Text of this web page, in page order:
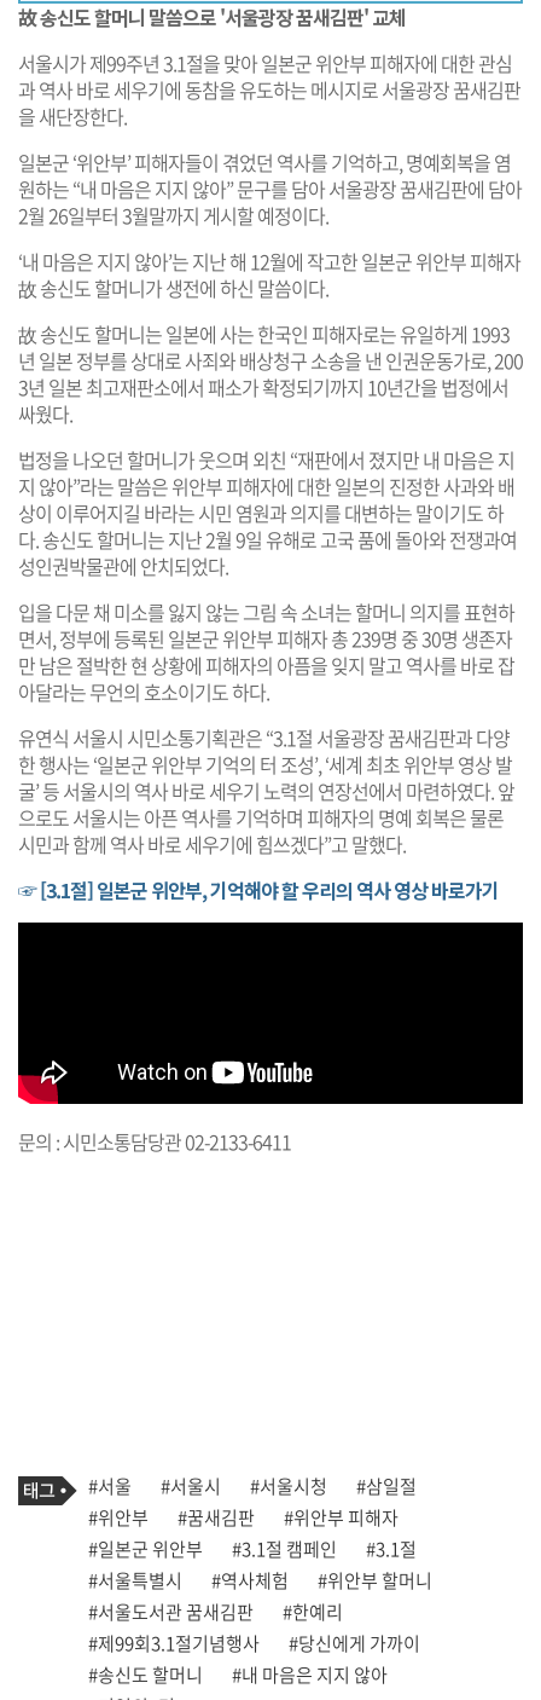
故 송신도 할머니 말씀으로 '서울광장 꿈새김판' 교체
서울시가 제99주년 3.1절을 맞아 일본군 위안부 피해자에 대한 관심
과 역사 바로 세우기에 동참을 유도하는 메시지로 서울광장 꿈새김판
을 새단장한다.
일본군 ‘위안부’ 피해자들이 겪었던 역사를 기억하고, 명예회복을 염
원하는 “내 마음은 지지 않아” 문구를 담아 서울광장 꿈새김판에 담아
2월 26일부터 3월말까지 게시할 예정이다.
‘내 마음은 지지 않아’는 지난 해 12월에 작고한 일본군 위안부 피해자
故 송신도 할머니가 생전에 하신 말씀이다.
故 송신도 할머니는 일본에 사는 한국인 피해자로는 유일하게 1993
년 일본 정부를 상대로 사죄와 배상청구 소송을 낸 인권운동가로, 200
3년 일본 최고재판소에서 패소가 확정되기까지 10년간을 법정에서
싸웠다.
법정을 나오던 할머니가 웃으며 외친 “재판에서 졌지만 내 마음은 지
지 않아”라는 말씀은 위안부 피해자에 대한 일본의 진정한 사과와 배
상이 이루어지길 바라는 시민 염원과 의지를 대변하는 말이기도 하
다. 송신도 할머니는 지난 2월 9일 유해로 고국 품에 돌아와 전쟁과여
성인권박물관에 안치되었다.
입을 다문 채 미소를 잃지 않는 그림 속 소녀는 할머니 의지를 표현하
면서, 정부에 등록된 일본군 위안부 피해자 총 239명 중 30명 생존자
만 남은 절박한 현 상황에 피해자의 아픔을 잊지 말고 역사를 바로 잡
아달라는 무언의 호소이기도 하다.
유연식 서울시 시민소통기획관은 “3.1절 서울광장 꿈새김판과 다양
한 행사는 ‘일본군 위안부 기억의 터 조성’, ‘세계 최초 위안부 영상 발
굴’ 등 서울시의 역사 바로 세우기 노력의 연장선에서 마련하였다. 앞
으로도 서울시는 아픈 역사를 기억하며 피해자의 명예 회복은 물론
시민과 함께 역사 바로 세우기에 힘쓰겠다”고 말했다.
☞ [3.1절] 일본군 위안부, 기억해야 할 우리의 역사 영상 바로가기
문의 : 시민소통담당관 02-2133-6411
기
사
관
련
태
그
태
그
#서울 #서울시 #서울시청
#삼일절
#위안부
#꿈새김판
#위안부 피해자
#일본군 위안부
#3.1절 캠페인
#3.1절
#서울특별시
#역사체험
#위안부 할머니
#서울도서관 꿈새김판
#한예리
#제99회3.1절기념행사
#당신에게 가까이
#송신도 할머니
#내 마음은 지지 않아